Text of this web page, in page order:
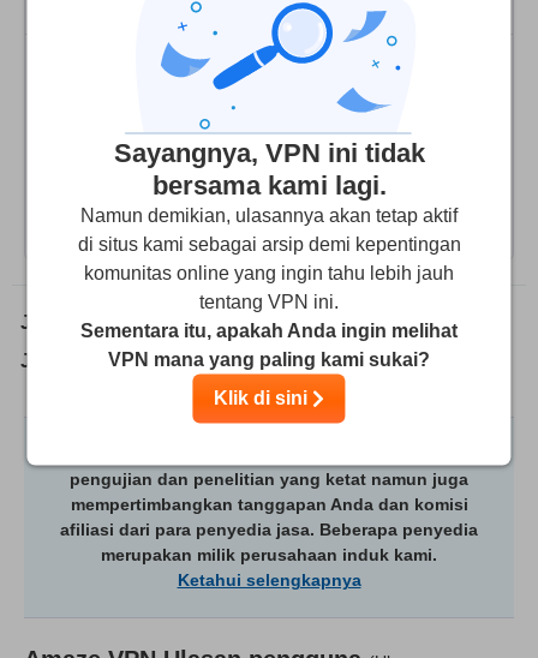
Skor Kami: 9.4
Buka situs
Jaminan Uang Kembali (Hari):0
Jumlah perangkat per lisensi:5
pengujian dan penelitian yang ketat namun juga
mempertimbangkan tanggapan Anda dan komisi
afiliasi dari para penyedia jasa. Beberapa penyedia
merupakan milik perusahaan induk kami.
Ketahui selengkapnya
Sayangnya, VPN ini tidak
bersama kami lagi.
Namun demikian, ulasannya akan tetap aktif
di situs kami sebagai arsip demi kepentingan
komunitas online yang ingin tahu lebih jauh
tentang VPN ini.
Sementara itu, apakah Anda ingin melihat
VPN mana yang paling kami sukai?
Klik di sini